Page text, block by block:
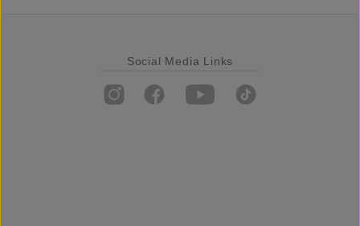
Social Media Links